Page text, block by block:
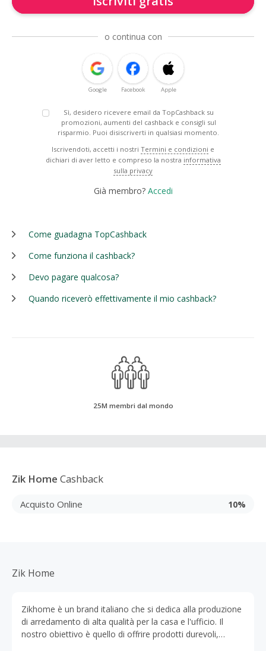
o continua con
Google Facebook Apple
Sì, desidero ricevere email da TopCashback su
promozioni, aumenti del cashback e consigli sul
risparmio. Puoi disiscriverti in qualsiasi momento.
Iscrivendoti, accetti i nostri Termini e condizioni e
dichiari di aver letto e compreso la nostra informativa
sulla privacy
Già membro? Accedi
Come guadagna TopCashback
Come funziona il cashback?
Devo pagare qualcosa?
Quando riceverò effettivamente il mio cashback?
25M membri dal mondo
Zik Home Cashback
Acquisto Online 10%
Zik Home
Zikhome è un brand italiano che si dedica alla produzione
di arredamento di alta qualità per la casa e l'ufficio. Il
nostro obiettivo è quello di offrire prodotti durevoli,